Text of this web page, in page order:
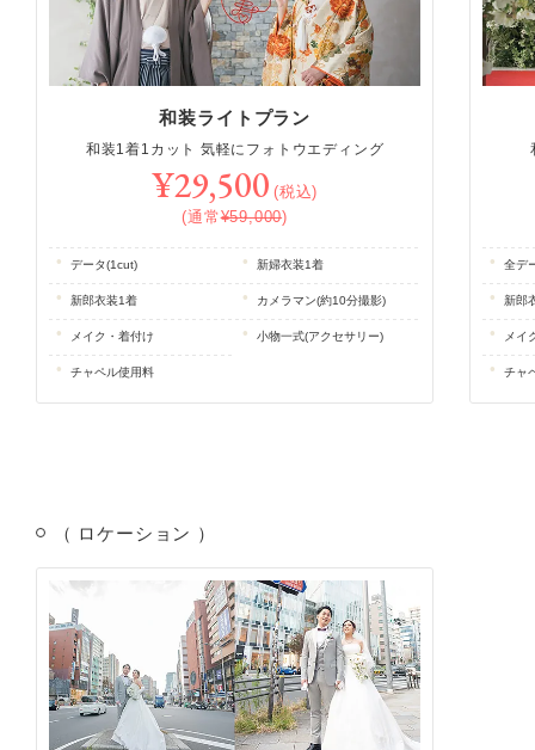
和装ライトプラン
和装1着1カット 気軽にフォトウエディング
¥29,500 (税込)
(通常¥59,000)
データ(1cut) 新婦衣装1着
新郎衣装1着 カメラマン(約10分撮影)
メイク・着付け 小物一式(アクセサリー)
チャペル使用料
全デ
新郎
メイ
チャ
（ ロケーション ）